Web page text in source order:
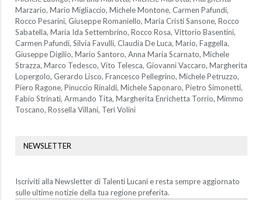
Marzario, Mario Migliaccio, Michele Montone, Carmen Pafundi,
Rocco Pesarini, Giuseppe Romaniello, Maria Cristi Sansone, Rocco
Sabatella, Maria Ida Settembrino, Rocco Rosa, Vittorio Basentini,
Carmen Pafundi, Silvia Favulli, Claudia De Luca, Mario, Faggella,
Giuseppe Digilio, Mario Santoro, Anna Maria Scarnato, Michele
Strazza, Marco Tedesco, Vito Telesca, Giovanni Vaccaro, Margherita
Lopergolo, Gerardo Lisco, Francesco Pellegrino, Michele Petruzzo,
Piero Ragone, Pinuccio Rinaldi, Michele Saponaro, Pietro Simonetti,
Fabio Strinati, Armando Tita, Margherita Enrichetta Torrio, Mimmo
Toscano, Rossella Villani, Teri Volini
NEWSLETTER
Iscriviti alla Newsletter di Talenti Lucani e resta sempre aggiornato
sulle ultime notizie della tua regione preferita.